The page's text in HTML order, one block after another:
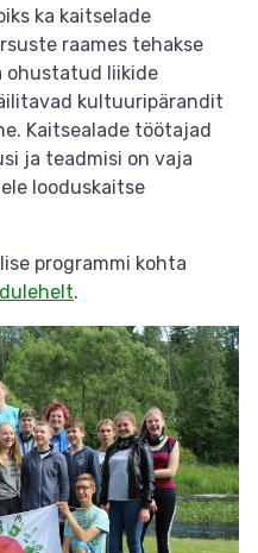
ka kaitselade
raames tehakse
ohustatud liikide
kultuuripärandit
Kaitsealade töötajad
ja teadmisi on vaja
looduskaitse
programmi kohta
.